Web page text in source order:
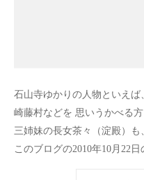
石山寺ゆかりの人物といえ
崎藤村などを 思いうかべる
三姉妹の長女茶々（淀殿）
このブログの2010年10月22